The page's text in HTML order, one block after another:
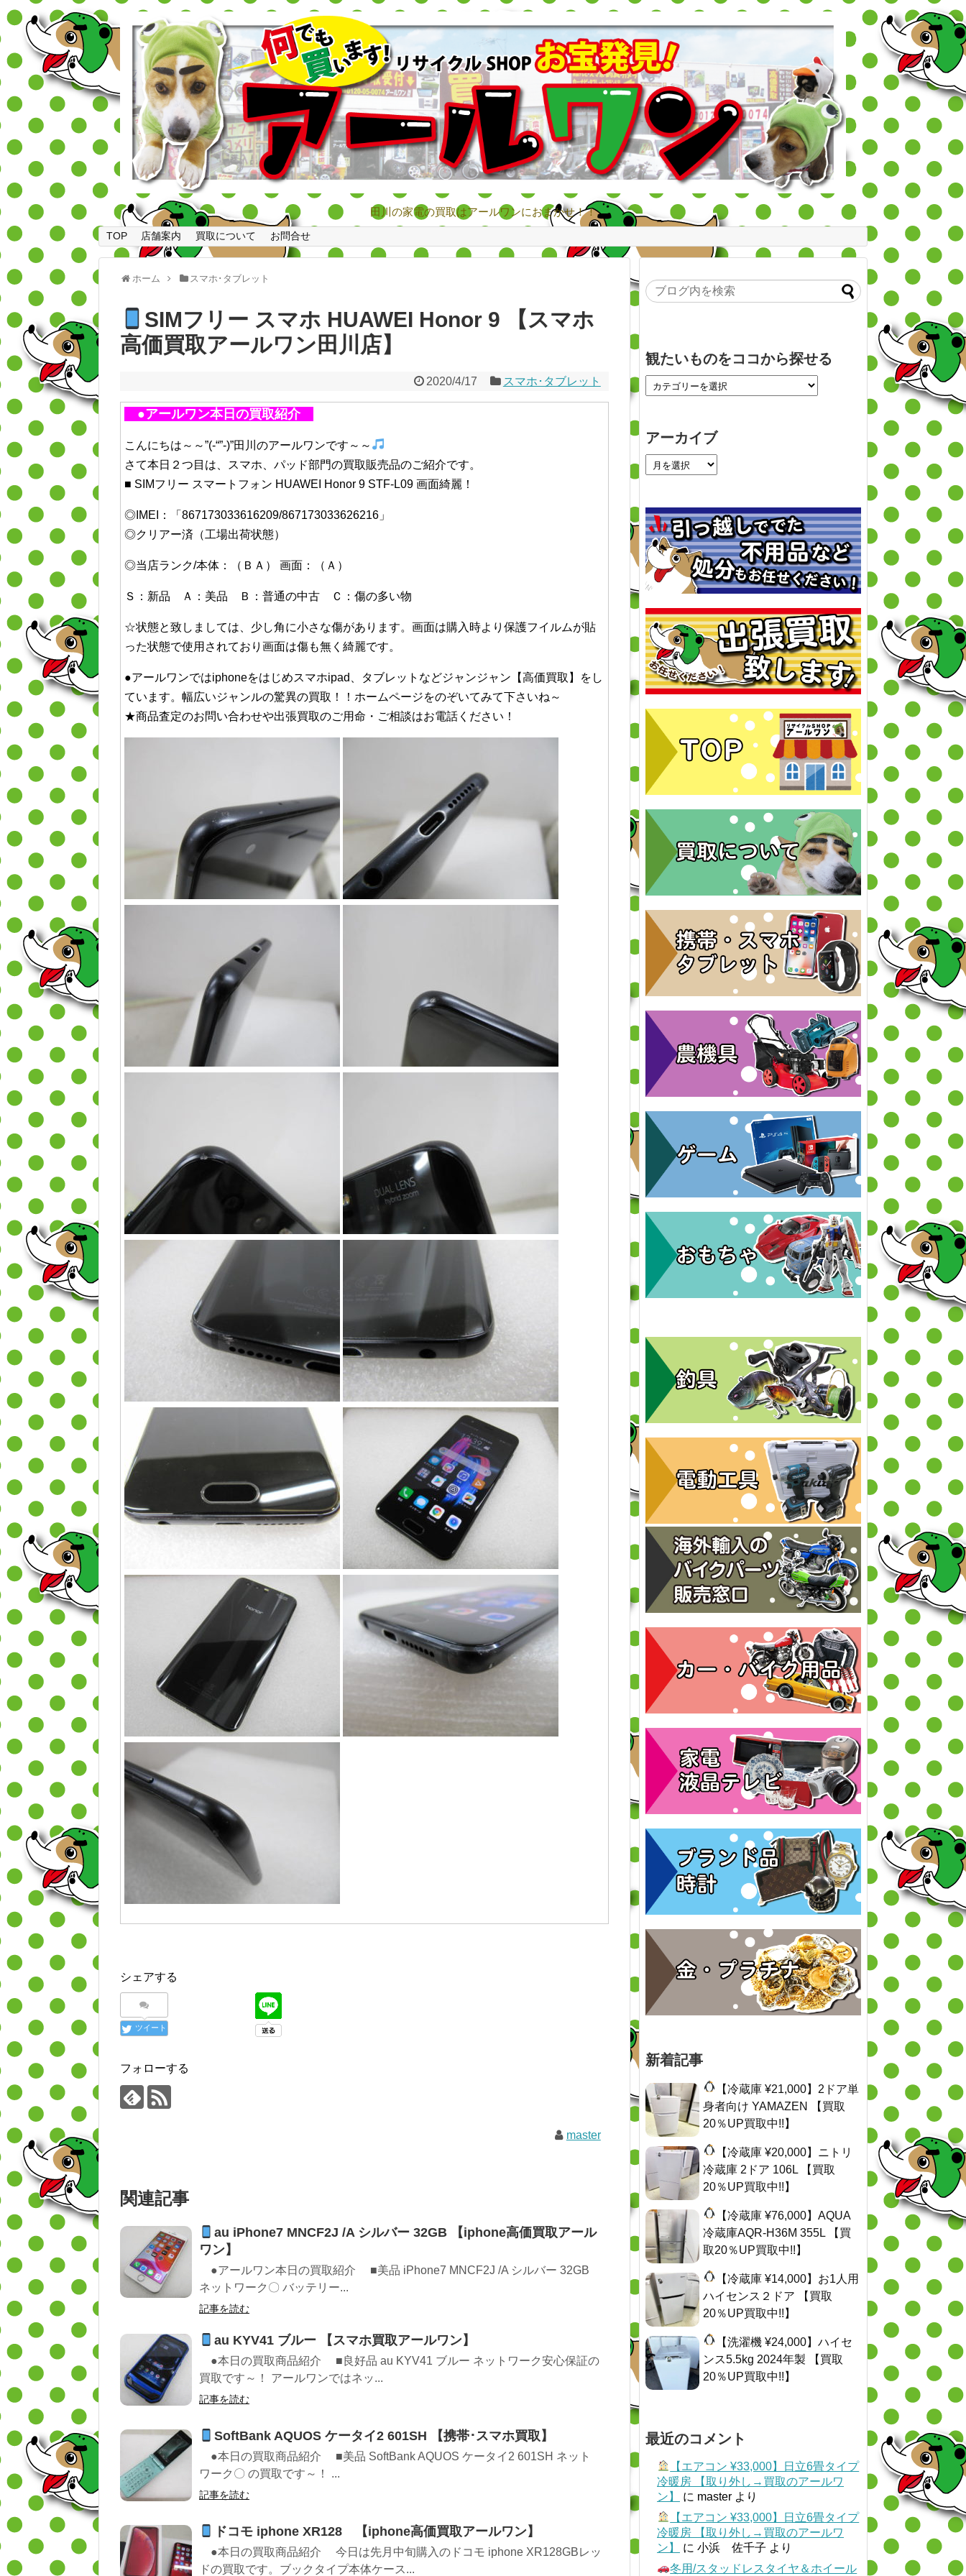
田川の家電の買取はアールワンにおまかせ！！
TOP 店舗案内 買取について お問合せ
ホーム スマホ･タブレット
SIMフリー スマホ HUAWEI Honor 9 【スマホ
高価買取アールワン田川店】
2020/4/17 スマホ･タブレット
●アールワン本日の買取紹介
こんにちは～～”(-“”-)”田川のアールワンです～～
さて本日２つ目は、スマホ、パッド部門の買取販売品のご紹介です。
■ SIMフリー スマートフォン HUAWEI Honor 9 STF-L09 画面綺麗！
◎IMEI：「867173033616209/867173033626216」
◎クリアー済（工場出荷状態）
◎当店ランク/本体：（ＢＡ） 画面：（Ａ）
Ｓ：新品 Ａ：美品 Ｂ：普通の中古 Ｃ：傷の多い物
☆状態と致しましては、少し角に小さな傷があります。画面は購入時より保護フイルムが貼
った状態で使用されており画面は傷も無く綺麗です。
●アールワンではiphoneをはじめスマホipad、タブレットなどジャンジャン【高価買取】をし
ています。幅広いジャンルの驚異の買取！！ホームページをのぞいてみて下さいね～
★商品査定のお問い合わせや出張買取のご用命・ご相談はお電話ください！
シェアする
ツイート
フォローする
master
関連記事
au iPhone7 MNCF2J /A シルバー 32GB 【iphone高価買取アール
ワン】
●アールワン本日の買取紹介 ■美品 iPhone7 MNCF2J /A シルバー 32GB
ネットワーク〇 バッテリー...
記事を読む
au KYV41 ブルー 【スマホ買取アールワン】
●本日の買取商品紹介 ■良好品 au KYV41 ブルー ネットワーク安心保証の
買取です～！ アールワンではネッ...
記事を読む
SoftBank AQUOS ケータイ2 601SH 【携帯･スマホ買取】
●本日の買取商品紹介 ■美品 SoftBank AQUOS ケータイ2 601SH ネット
ワーク〇 の買取です～！ ...
記事を読む
ドコモ iphone XR128 【iphone高価買取アールワン】
●本日の買取商品紹介 今日は先月中旬購入のドコモ iphone XR128GBレッ
ドの買取です。ブックタイプ本体ケース...
観たいものをココから探せる
アーカイブ
新着記事
【冷蔵庫 ¥21,000】2ドア単
身者向け YAMAZEN 【買取
20％UP買取中!!】
【冷蔵庫 ¥20,000】ニトリ
冷蔵庫 2ドア 106L 【買取
20％UP買取中!!】
【冷蔵庫 ¥76,000】AQUA
冷蔵庫AQR-H36M 355L 【買
取20％UP買取中!!】
【冷蔵庫 ¥14,000】お1人用
ハイセンス２ドア 【買取
20％UP買取中!!】
【洗濯機 ¥24,000】ハイセ
ンス5.5kg 2024年製 【買取
20％UP買取中!!】
最近のコメント
【エアコン ¥33,000】日立6畳タイプ
冷暖房 【取り外し→買取のアールワ
ン】
に master より
【エアコン ¥33,000】日立6畳タイプ
冷暖房 【取り外し→買取のアールワ
ン】
に 小浜 佐千子 より
冬用/スタッドレスタイヤ＆ホイール